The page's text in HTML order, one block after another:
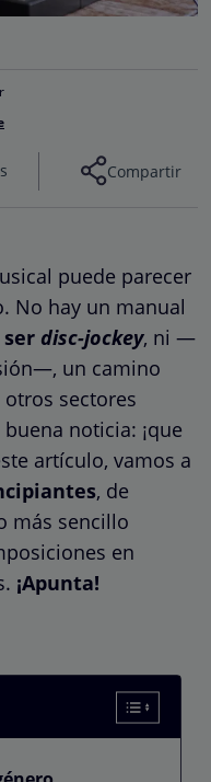
Compartir
puede parecer
No hay un manual
disc-jockey, ni —
un camino
sectores
noticia: ¡que
artículo, vamos a
, de
más sencillo
en
¡Apunta!